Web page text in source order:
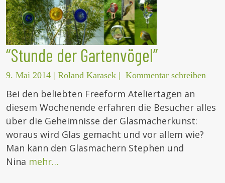
“Stunde der Gartenvögel”
9. Mai 2014 | Roland Karasek | Kommentar schreiben
Bei den beliebten Freeform Ateliertagen an
diesem Wochenende erfahren die Besucher alles
über die Geheimnisse der Glasmacherkunst:
woraus wird Glas gemacht und vor allem wie?
Man kann den Glasmachern Stephen und
Nina mehr…